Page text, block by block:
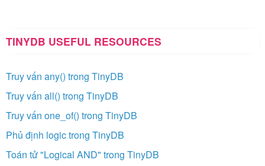
TINYDB USEFUL RESOURCES
Truy vấn any() trong TinyDB
Truy vấn all() trong TinyDB
Truy vấn one_of() trong TinyDB
Phủ định logic trong TinyDB
Toán tử "Logical AND" trong TinyDB